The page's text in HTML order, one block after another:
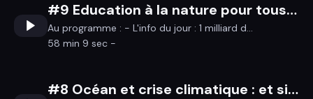
#9 Education à la nature pour tous et tous dehors !
Au programme : - L'info du jour : 1 milliard d...
58 min 9 sec -
#8 Océan et crise climatique : et si on virait de bord ?